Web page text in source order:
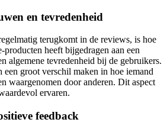
en tevredenheid
terugkomt in de reviews, is hoe
heeft bijgedragen aan een
algemene tevredenheid bij de gebruikers.
een groot verschil maken in hoe iemand
waargenomen door anderen. Dit aspect
ervaren.
feedback